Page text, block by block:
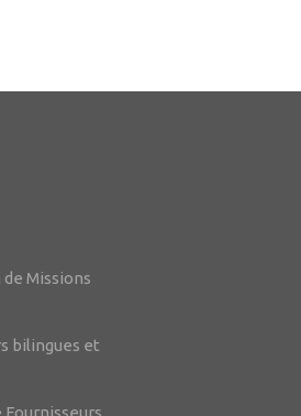
Missions
bilingues et